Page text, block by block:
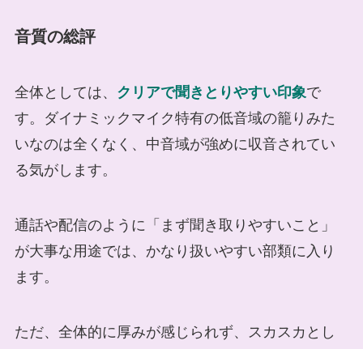
音質の総評
全体としては、 クリアで聞きとりやすい印象で
す。ダイナミックマイク特有の低音域の籠りみた
いなのは全くなく、中音域が強めに収音されてい
る気がします。
通話や配信のように「まず聞き取りやすいこと」
が大事な用途では、かなり扱いやすい部類に入り
ます。
ただ、全体的に厚みが感じられず、スカスカとし